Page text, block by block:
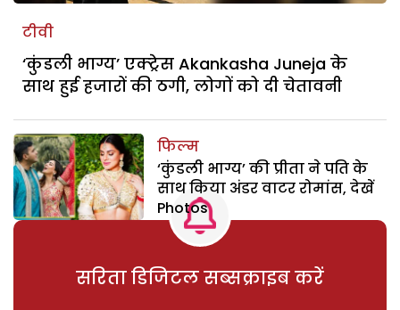
टीवी
‘कुंडली भाग्य’ एक्ट्रेस Akankasha Juneja के
साथ हुई हजारों की ठगी, लोगों को दी चेतावनी
फिल्म
‘कुंडली भाग्य’ की प्रीता ने पति के
साथ किया अंडर वाटर रोमांस, देखें
Photos
सरिता डिजिटल सब्सक्राइब करें